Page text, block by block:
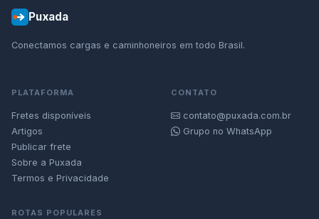
Puxada
Conectamos cargas e caminhoneiros em todo Brasil.
PLATAFORMA
Fretes disponíveis
Artigos
Publicar frete
Sobre a Puxada
Termos e Privacidade
CONTATO
contato@puxada.com.br
Grupo no WhatsApp
ROTAS POPULARES